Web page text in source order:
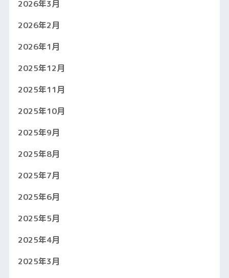
2026年3月
2026年2月
2026年1月
2025年12月
2025年11月
2025年10月
2025年9月
2025年8月
2025年7月
2025年6月
2025年5月
2025年4月
2025年3月